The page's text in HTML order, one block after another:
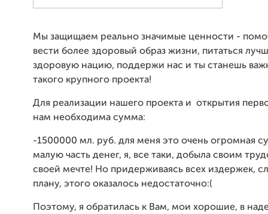
Мы защищаем реально значимые ценности -
вести более здоровый образ жизни, питаться
здоровую нацию, поддержи нас и ты станешь
такого крупного проекта!
Для реализации нашего проекта и открытия
нам необходима сумма:
-1500000 мл. руб. для меня это очень огромная
малую часть денег, я, все таки, добыла своим
своей мечте! Но придерживаясь всех издержек,
плану, этого оказалось недостаточно:(
Поэтому, я обратилась к Вам, мои хорошие, в